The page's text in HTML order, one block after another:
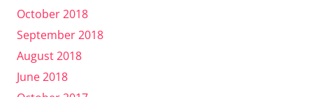
October 2018
September 2018
August 2018
June 2018